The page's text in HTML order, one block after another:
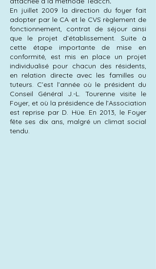
En juillet 2009 la direction du foyer fait
adopter par le CA et le CVS règlement de
fonctionnement, contrat de séjour ainsi
que le projet d’établissement. Suite à
cette étape importante de mise en
conformité, est mis en place un projet
individualisé pour chacun des résidents,
en relation directe avec les familles ou
tuteurs. C’est l’année où le président du
Conseil Général J.-L. Tourenne visite le
Foyer, et où la présidence de l’Association
est reprise par D. Hüe. En 2013, le Foyer
fête ses dix ans, malgré un climat social
tendu.